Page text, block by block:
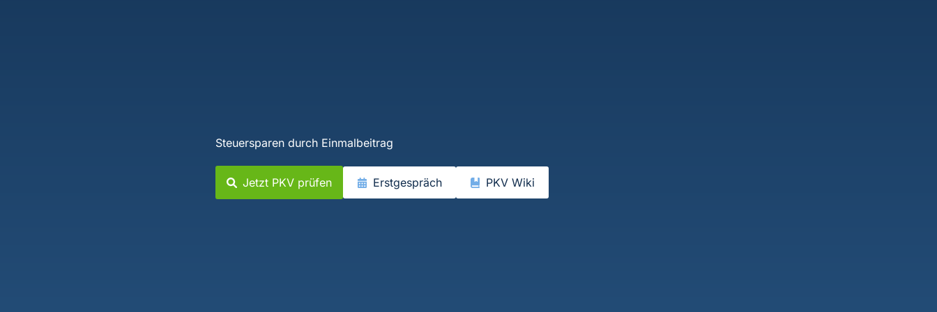
Steuersparen durch Einmalbeitrag
Jetzt PKV prüfen Erstgespräch PKV Wiki